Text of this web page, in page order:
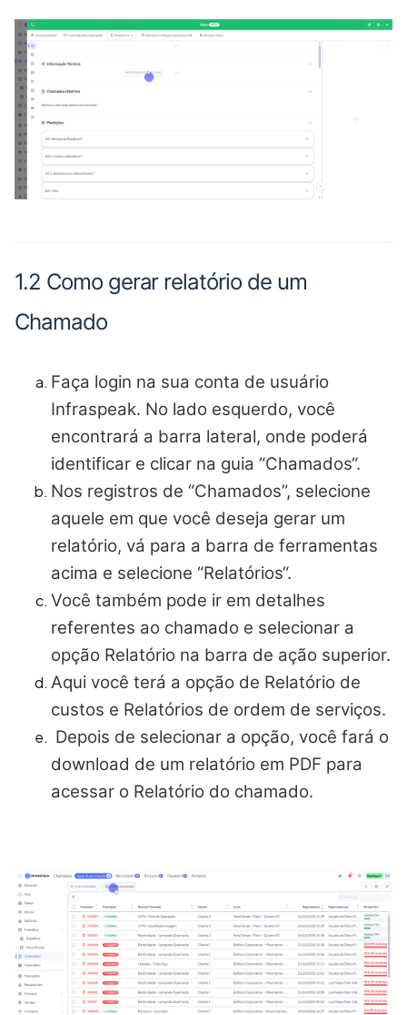
1.2 Como gerar relatório de um
Chamado
Faça login na sua conta de usuário
Infraspeak. No lado esquerdo, você
encontrará a barra lateral, onde poderá
identificar e clicar na guia “Chamados“.
Nos registros de “Chamados”, selecione
aquele em que você deseja gerar um
relatório, vá para a barra de ferramentas
acima e selecione “Relatórios“.
Você também pode ir em detalhes
referentes ao chamado e selecionar a
opção Relatório na barra de ação superior.
Aqui você terá a opção de Relatório de
custos e Relatórios de ordem de serviços.
Depois de selecionar a opção, você fará o
download de um relatório em PDF para
acessar o Relatório do chamado.